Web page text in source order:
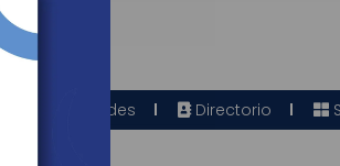
Sedes Directorio